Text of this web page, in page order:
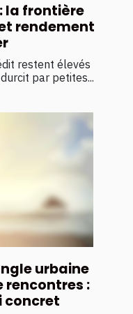
la frontière
rendement
restent élevés
par petites...
urbaine
rencontres :
concret